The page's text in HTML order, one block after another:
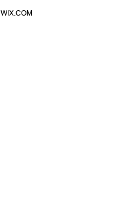
WIX.COM